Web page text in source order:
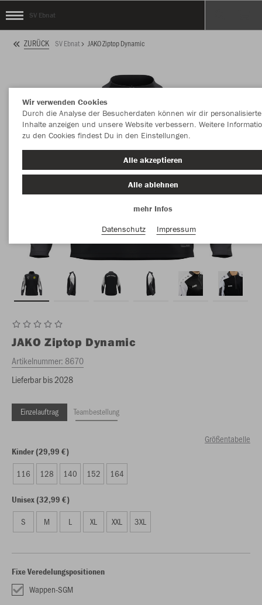
SV Ebnat
ZURÜCK SV Ebnat JAKO Ziptop Dynamic
JAKO Ziptop Dynamic
Artikelnummer:8670
Lieferbar bis 2028
Einzelauftrag Teambestellung
Größentabelle
Kinder (29,99 €)
116 128 140 152 164
Unisex (32,99 €)
S M L XL XXL 3XL
Fixe Veredelungspositionen
Wappen-SGM
Wir verwenden Cookies
Durch die Analyse der Besucherdaten können wir dir personalisierte
Inhalte anzeigen und unsere Website verbessern. Weitere
zu den Cookies findest Du in den Einstellungen.
Alle akzeptieren
Alle ablehnen
mehr Infos
Datenschutz
Impressum